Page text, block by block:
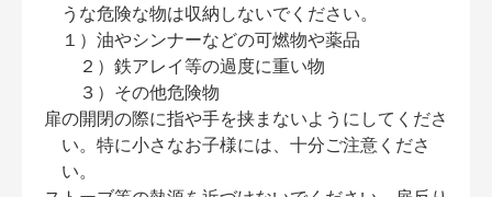
うな危険な物は収納しないでください。
１）油やシンナーなどの可燃物や薬品
２）鉄アレイ等の過度に重い物
３）その他危険物
扉の開閉の際に指や手を挟まないようにしてくださ
い。特に小さなお子様には、十分ご注意くださ
い。